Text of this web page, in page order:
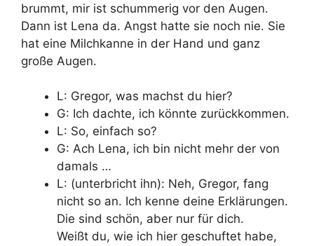
brummt, mir ist schummerig vor den Augen.
Dann ist Lena da. Angst hatte sie noch nie. Sie
hat eine Milchkanne in der Hand und ganz
große Augen.
L: Gregor, was machst du hier?
G: Ich dachte, ich könnte zurückkommen.
L: So, einfach so?
G: Ach Lena, ich bin nicht mehr der von
damals …
L: (unterbricht ihn): Neh, Gregor, fang
nicht so an. Ich kenne deine Erklärungen.
Die sind schön, aber nur für dich.
Weißt du, wie ich hier geschuftet habe,